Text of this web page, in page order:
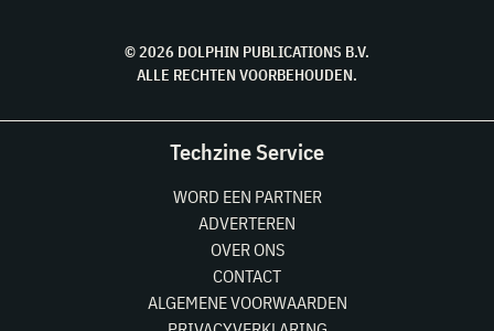
© 2026 DOLPHIN PUBLICATIONS B.V.
ALLE RECHTEN VOORBEHOUDEN.
Techzine Service
WORD EEN PARTNER
ADVERTEREN
OVER ONS
CONTACT
ALGEMENE VOORWAARDEN